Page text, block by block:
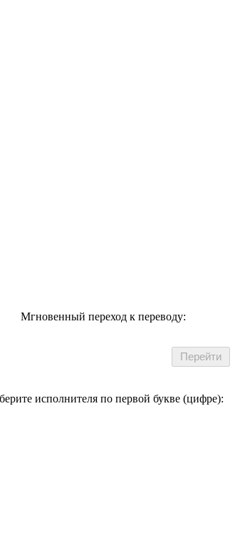
Мгновенный переход к переводу:
исполнителя по первой букве (цифре):